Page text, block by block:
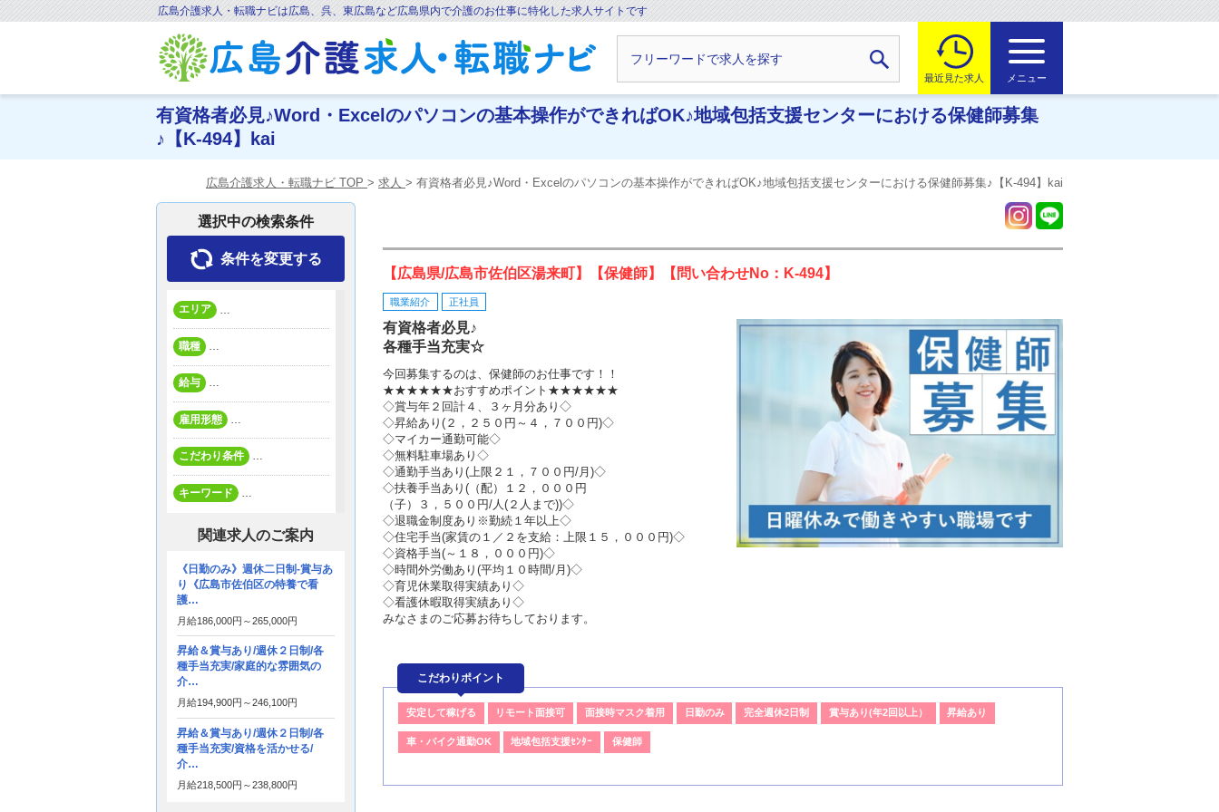
広島介護求人・転職ナビは広島、呉、東広島など広島県内で介護のお仕事に特化した求人サイトです
最近見た求人 メニュー
有資格者必見♪Word・Excelのパソコンの基本操作ができればOK♪地域包括支援センターにおける保健師募集
♪【K-494】kai
広島介護求人・転職ナビ TOP 求人 有資格者必見♪Word・Excelのパソコンの基本操作ができればOK♪地域包括支援センターにおける保健師募集♪【K-494】kai
【広島県/広島市佐伯区湯来町】【保健師】【問い合わせNo：K-494】
職業紹介 正社員
有資格者必見♪
各種手当充実☆
今回募集するのは、保健師のお仕事です！！
★★★★★★おすすめポイント★★★★★★
◇賞与年２回計４、３ヶ月分あり◇
◇昇給あり(２，２５０円～４，７００円)◇
◇マイカー通勤可能◇
◇無料駐車場あり◇
◇通勤手当あり(上限２１，７００円/月)◇
◇扶養手当あり(（配）１２，０００円
（子）３，５００円/人(２人まで))◇
◇退職金制度あり※勤続１年以上◇
◇住宅手当(家賃の１／２を支給：上限１５，０００円)◇
◇資格手当(～１８，０００円)◇
◇時間外労働あり(平均１０時間/月)◇
◇育児休業取得実績あり◇
◇看護休暇取得実績あり◇
みなさまのご応募お待ちしております。
こだわりポイント
安定して稼げる リモート面接可 面接時マスク着用 日勤のみ 完全週休2日制 賞与あり(年2回以上） 昇給あり
車・バイク通勤OK 地域包括支援ｾﾝﾀｰ 保健師
選択中の検索条件
条件を変更する
エリア
職種 …
給与 …
雇用形態
こだわり条件 …
キーワード
関連求人のご案内
《日勤のみ》週休二日制-賞与あ
り《広島市佐伯区の特養で看
護…
月給186,000円～265,000円
昇給＆賞与あり/週休２日制/各
種手当充実/家庭的な雰囲気の
介…
月給194,900円～246,100円
昇給＆賞与あり/週休２日制/各
種手当充実/資格を活かせる/
介…
月給218,500円～238,800円